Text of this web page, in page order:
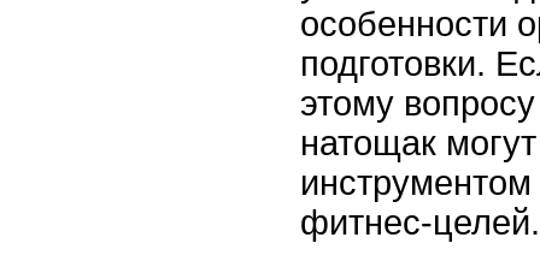
особенности
подготовки.
этому
натощак
фитнес-